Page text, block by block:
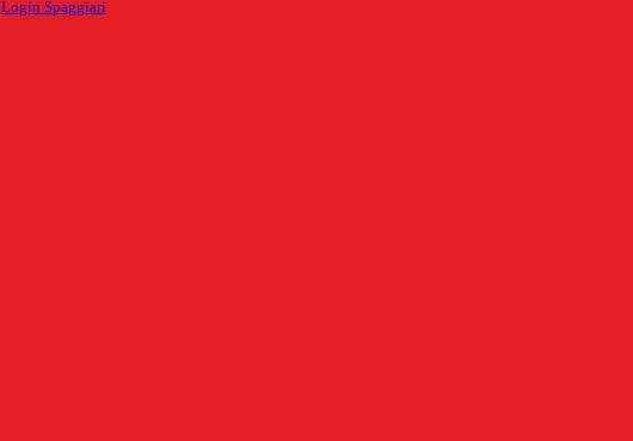
Login Spaggiari